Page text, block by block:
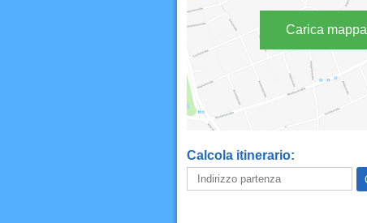
Carica mappa
Calcola itinerario: